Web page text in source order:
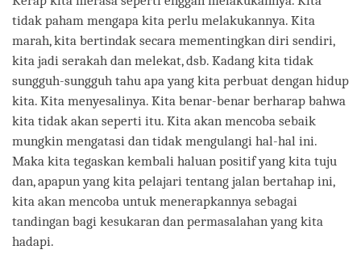
tidak paham mengapa kita perlu melakukannya. Kita
marah, kita bertindak secara mementingkan diri sendiri,
kita jadi serakah dan melekat, dsb. Kadang kita tidak
sungguh-sungguh tahu apa yang kita perbuat dengan hidup
kita. Kita menyesalinya. Kita benar-benar berharap bahwa
kita tidak akan seperti itu. Kita akan mencoba sebaik
mungkin mengatasi dan tidak mengulangi hal-hal ini.
Maka kita tegaskan kembali haluan positif yang kita tuju
dan, apapun yang kita pelajari tentang jalan bertahap ini,
kita akan mencoba untuk menerapkannya sebagai
tandingan bagi kesukaran dan permasalahan yang kita
hadapi.